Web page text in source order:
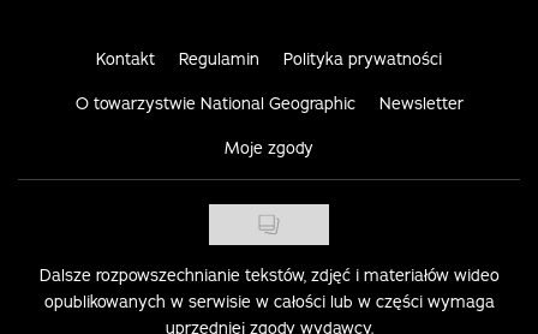
Kontakt Regulamin Polityka prywatności
O towarzystwie National Geographic Newsletter
Moje zgody
Dalsze rozpowszechnianie tekstów, zdjęć i materiałów wideo
opublikowanych w serwisie w całości lub w części wymaga
uprzedniej zgody wydawcy.